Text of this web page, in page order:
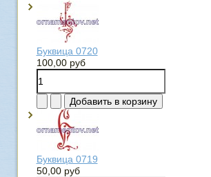
Буквица 0720
100,00 руб
Буквица 0719
50,00 руб